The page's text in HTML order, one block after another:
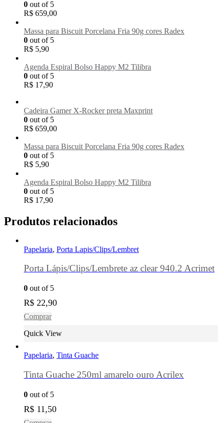
0 out of 5
R$ 659,00
Massa para Biscuit Porcelana Fria 90g cores Radex
0 out of 5
R$ 5,90
Agenda Espiral Bolso Happy M2 Tilibra
0 out of 5
R$ 17,90
Cadeira Gamer X-Rocker preta Maxprint
0 out of 5
R$ 659,00
Massa para Biscuit Porcelana Fria 90g cores Radex
0 out of 5
R$ 5,90
Agenda Espiral Bolso Happy M2 Tilibra
0 out of 5
R$ 17,90
Produtos relacionados
Papelaria, Porta Lapis/Clips/Lembret
Porta Lápis/Clips/Lembrete az clear 940.2 Acrimet
0 out of 5
R$ 22,90
Comprar
Quick View
Papelaria, Tinta Guache
Tinta Guache 250ml amarelo ouro Acrilex
0 out of 5
R$ 11,50